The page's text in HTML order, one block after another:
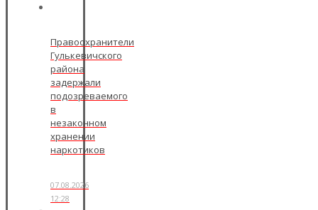
Правоохранители
Гулькевичского
района
задержали
подозреваемого
в
незаконном
хранении
наркотиков
07.08.2026
12:28